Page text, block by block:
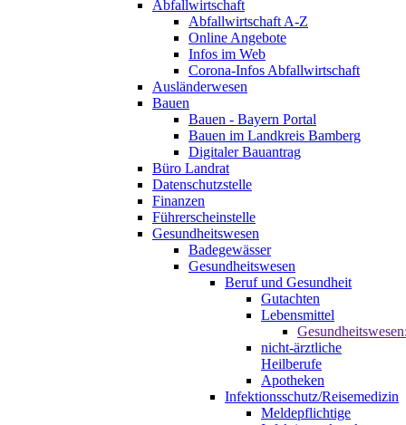
Abfallwirtschaft
Abfallwirtschaft A-Z
Online Angebote
Infos im Web
Corona-Infos Abfallwirtschaft
Ausländerwesen
Bauen
Bauen - Bayern Portal
Bauen im Landkreis Bamberg
Digitaler Bauantrag
Büro Landrat
Datenschutzstelle
Finanzen
Führerscheinstelle
Gesundheitswesen
Badegewässer
Gesundheitswesen
Beruf und Gesundheit
Gutachten
Lebensmittel
nicht-ärztliche
Heilberufe
Apotheken
Infektionsschutz/Reisemedizin
Meldepflichtige